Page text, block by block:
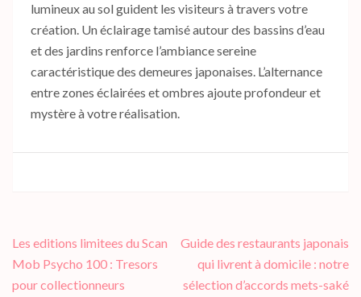
lumineux au sol guident les visiteurs à travers votre
création. Un éclairage tamisé autour des bassins d’eau
et des jardins renforce l’ambiance sereine
caractéristique des demeures japonaises. L’alternance
entre zones éclairées et ombres ajoute profondeur et
mystère à votre réalisation.
Navigation
de
l’article
Les editions limitees du Scan
Mob Psycho 100 : Tresors
pour collectionneurs
Guide des restaurants japonais
qui livrent à domicile : notre
sélection d’accords mets-saké